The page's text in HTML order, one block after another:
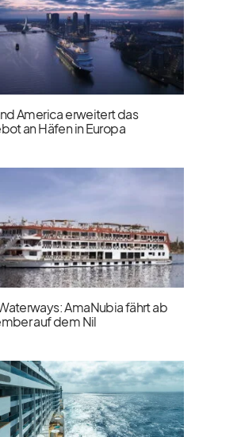
America erweitert das
an Häfen in Europa
AmaNubia fährt ab
auf dem Nil